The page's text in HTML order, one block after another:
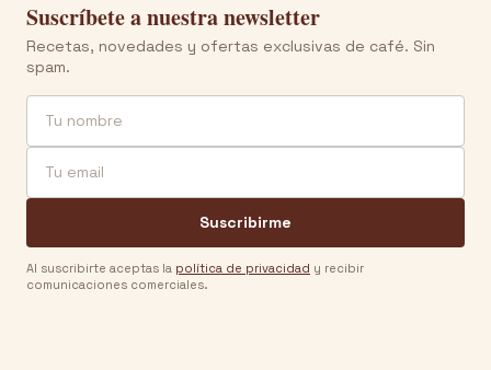
Suscríbete a nuestra newsletter
Recetas, novedades y ofertas exclusivas de café. Sin
spam.
Suscribirme
Al suscribirte aceptas la política de privacidad y recibir
comunicaciones comerciales.